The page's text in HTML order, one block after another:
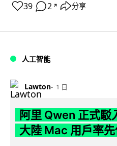
39 2 ↗ 分享
人工智能
Lawton 1 日
阿里 Qwen 正式駁
大陸 Mac 用戶率先